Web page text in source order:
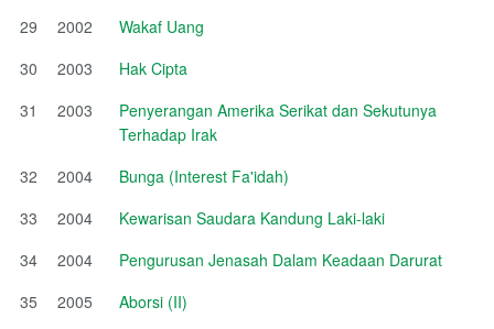
29
2002
Wakaf Uang
30
2003
Hak Cipta
31
2003
Penyerangan Amerika Serikat dan Sekutunya
Terhadap Irak
32
2004
Bunga (Interest Fa'idah)
33
2004
Kewarisan Saudara Kandung Laki-laki
34
2004
Pengurusan Jenasah Dalam Keadaan Darurat
35
2005
Aborsi (II)